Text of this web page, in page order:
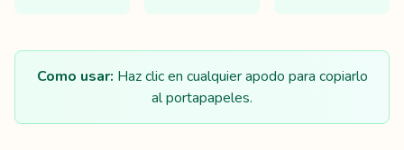
Como usar: Haz clic en cualquier apodo para copiarlo
al portapapeles.